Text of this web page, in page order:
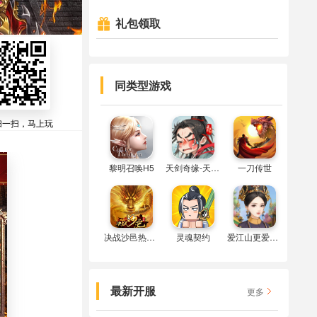
扫，马上玩
 礼包领取
同类型游戏
黎明召唤H5 天剑奇缘-天玑服 一刀传世
决战沙邑热血服 灵魂契约 爱江山更爱美人
最新开服 更多